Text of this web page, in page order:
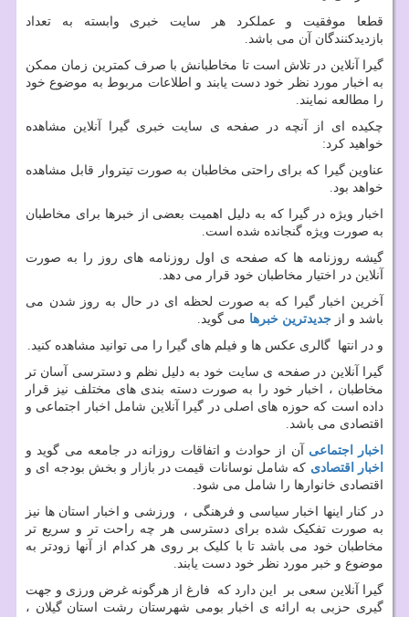
قطعا موفقیت و عملکرد هر سایت خبری وابسته به تعداد
بازدیدکنندگان آن می باشد.
گیرا آنلاین در تلاش است تا مخاطبانش با صرف کمترین زمان ممکن
به اخبار مورد نظر خود دست یابند و اطلاعات مربوط به موضوع خود
را مطالعه نمایند.
چکیده ای از آنچه در صفحه ی سایت خبری گیرا آنلاین مشاهده
خواهید کرد:
عناوین گیرا که برای راحتی مخاطبان به صورت تیتروار قابل مشاهده
خواهد بود.
اخبار ویژه در گیرا که به دلیل اهمیت بعضی از خبرها برای مخاطبان
به صورت ویژه گنجانده شده است.
گیشه روزنامه ها که صفحه ی اول روزنامه های روز را به صورت
آنلاین در اختیار مخاطبان خود قرار می دهد.
آخرین اخبار گیرا که به صورت لحظه ای در حال به روز شدن می
باشد و از جدیدترین خبرها می گوید.
و در انتها گالری عکس ها و فیلم های گیرا را می توانید مشاهده کنید.
گیرا آنلاین در صفحه ی سایت خود به دلیل نظم و دسترسی آسان تر
مخاطبان ، اخبار خود را به صورت دسته بندی های مختلف نیز قرار
داده است که حوزه های اصلی در گیرا آنلاین شامل اخبار اجتماعی و
اقتصادی می باشد.
اخبار اجتماعی آن از حوادث و اتفاقات روزانه در جامعه می گوید و
اخبار اقتصادی که شامل نوسانات قیمت در بازار و بخش بودجه ای و
اقتصادی خانوارها را شامل می شود.
در کنار اینها اخبار سیاسی و فرهنگی ، ورزشی و اخبار استان ها نیز
به صورت تفکیک شده برای دسترسی هر چه راحت تر و سریع تر
مخاطبان خود می باشد تا با کلیک بر روی هر کدام از آنها زودتر به
موضوع و خبر مورد نظر خود دست یابند.
گیرا آنلاین سعی بر این دارد که فارغ از هرگونه غرض ورزی و جهت
گیری حزبی به ارائه ی اخبار بومی شهرستان رشت استان گیلان ،